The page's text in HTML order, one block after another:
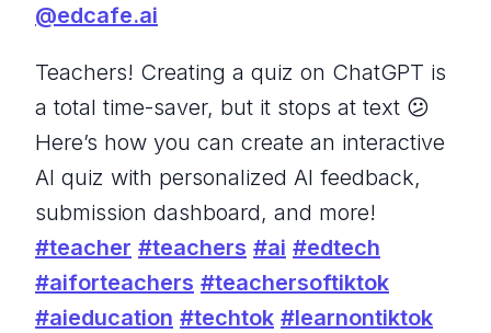
@edcafe.ai
Teachers! Creating a quiz on ChatGPT is
a total time-saver, but it stops at text 😕
Here’s how you can create an interactive
AI quiz with personalized AI feedback,
submission dashboard, and more!
#teacher #teachers #ai #edtech
#aiforteachers #teachersoftiktok
#aieducation #techtok #learnontiktok